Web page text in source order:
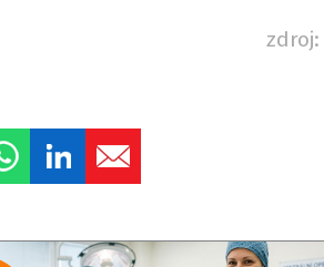
zdroj: